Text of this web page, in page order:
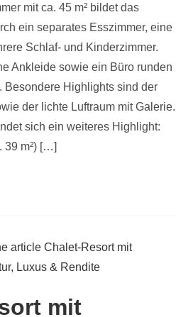
mit ca. 45 m² bildet das
ein separates Esszimmer, eine
Schlaf- und Kinderzimmer.
Ankleide sowie ein Büro runden
Besondere Highlights sind der
der lichte Luftraum mit Galerie.
sich ein weiteres Highlight:
39 m²) […]
mit